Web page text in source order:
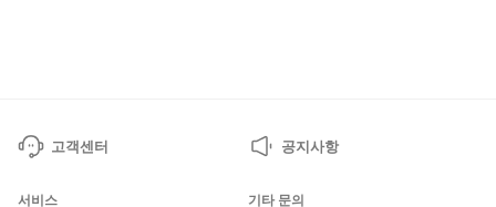
고객센터 공지사항
서비스 기타 문의